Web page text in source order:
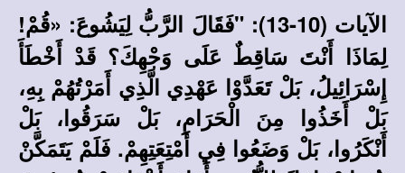
الآيات (10-13): "فَقَالَ الرَّبُّ لِيَشُوعَ: «قُمْ!
لِمَاذَا أَنْتَ سَاقِطٌ عَلَى وَجْهِكَ؟ قَدْ أَخْطَأَ
إِسْرَائِيلُ، بَلْ تَعَدَّوْا عَهْدِي الَّذِي أَمَرْتُهُمْ بِهِ،
بَلْ أَخَذُوا مِنَ الْحَرَامِ، بَلْ سَرَقُوا، بَلْ
أَنْكَرُوا، بَلْ وَضَعُوا فِي أَمْتِعَتِهِمْ. فَلَمْ يَتَمَكَّنْ